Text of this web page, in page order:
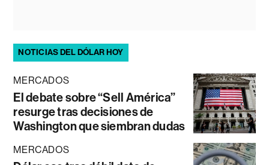
NOTICIAS DEL DÓLAR HOY
MERCADOS
El debate sobre “Sell América”
resurge tras decisiones de
Washington que siembran dudas
MERCADOS